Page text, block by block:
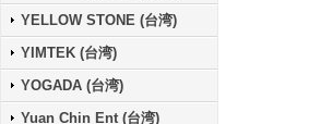
YELLOW STONE (台湾)
YIMTEK (台湾)
YOGADA (台湾)
Yuan Chin Ent (台湾)